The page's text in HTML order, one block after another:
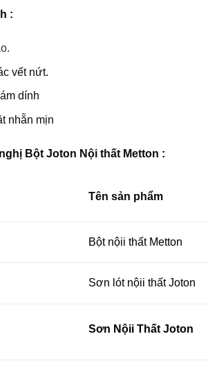
:
vết nứt.
dính
nhẵn mịn
Bột Joton Nội thất Metton :
Tên sản phẩm
Bột nộii thất Metton
Sơn lót nộii thất Joton
Sơn Nộii Thất Joton